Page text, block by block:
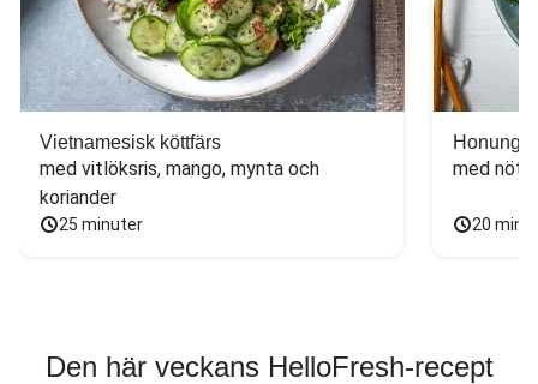
Vietnamesisk köttfärs
med vitlöksris, mango, mynta och
koriander
25 minuter
med
20
Den här veckans HelloFresh-recept